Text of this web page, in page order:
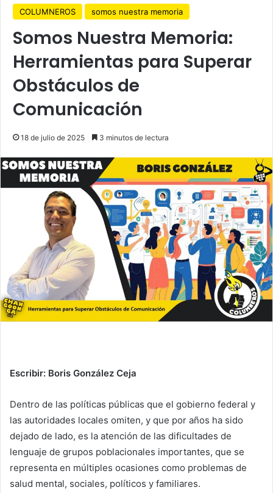
COLUMNEROS somos nuestra memoria
Somos Nuestra Memoria:
Herramientas para Superar
Obstáculos de
Comunicación
18 de julio de 2025 3 minutos de lectura
Escribir: Boris González Ceja
Dentro de las políticas públicas que el gobierno federal y
las autoridades locales omiten, y que por años ha sido
dejado de lado, es la atención de las dificultades de
lenguaje de grupos poblacionales importantes, que se
representa en múltiples ocasiones como problemas de
salud mental, sociales, políticos y familiares.